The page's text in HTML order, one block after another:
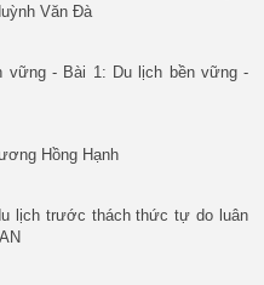
Văn Đà
vững - Bài 1: Du lịch bền vững -
Hồng Hạnh
lịch trước thách thức tự do luân